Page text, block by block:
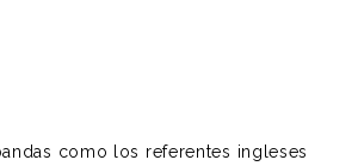
como los referentes ingleses